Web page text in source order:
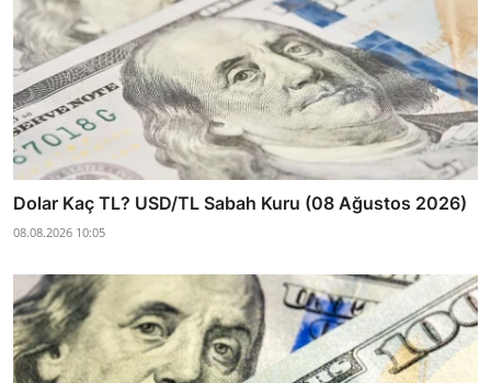
Dolar Kaç TL? USD/TL Sabah Kuru (08 Ağustos 2026)
08.08.2026 10:05